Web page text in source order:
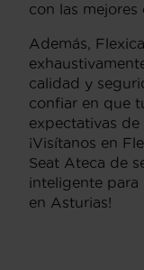
con las mejores
Además,
calidad y
confiar en que
expectativas
¡Visítanos en
Seat Ateca de
inteligente
en Asturias!